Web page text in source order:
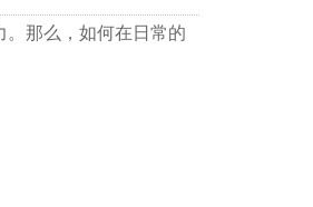
那么，如何在日常的